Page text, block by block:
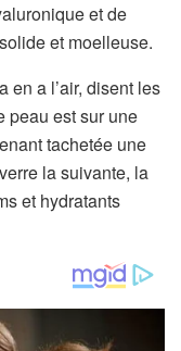
et de
et moelleuse.
en a l’air, disent les
peau est sur une
tachetée une
la suivante, la
et hydratants